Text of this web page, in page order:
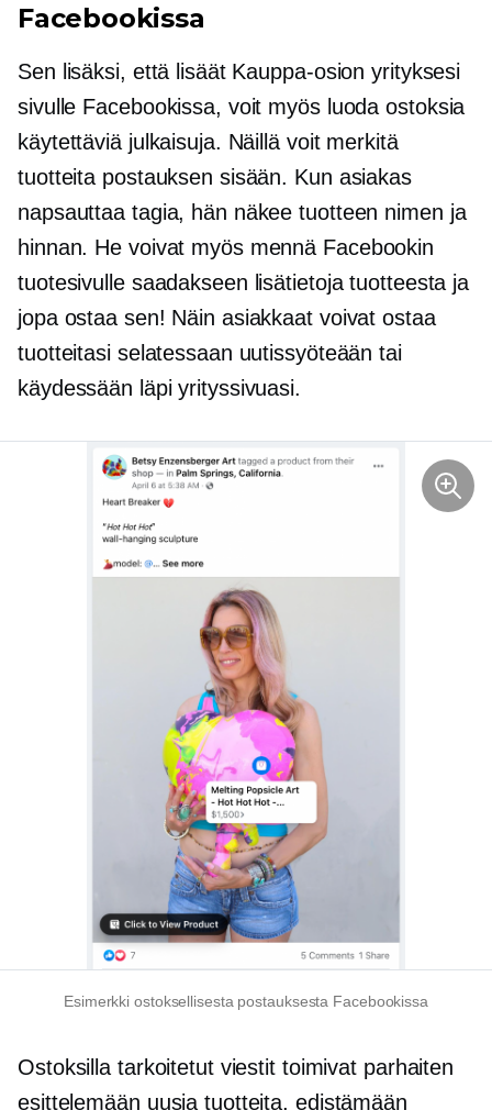
Facebookissa
Sen lisäksi, että lisäät Kauppa-osion yrityksesi
sivulle Facebookissa, voit myös luoda ostoksia
käytettäviä julkaisuja. Näillä voit merkitä
tuotteita postauksen sisään. Kun asiakas
napsauttaa tagia, hän näkee tuotteen nimen ja
hinnan. He voivat myös mennä Facebookin
tuotesivulle saadakseen lisätietoja tuotteesta ja
jopa ostaa sen! Näin asiakkaat voivat ostaa
tuotteitasi selatessaan uutissyöteään tai
käydessään läpi yrityssivuasi.
Esimerkki ostoksellisesta postauksesta Facebookissa
Ostoksilla tarkoitetut viestit toimivat parhaiten
esittelemään uusia tuotteita, edistämään